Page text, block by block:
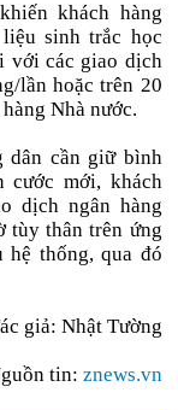
khách hàng
sinh trắc học
với các giao dịch
lần hoặc trên 20
Nhà nước.
dân cần giữ bình
cước mới, khách
dịch ngân hàng
tùy thân trên ứng
hệ thống, qua đó
giả: Nhật Tường
tin: znews.vn